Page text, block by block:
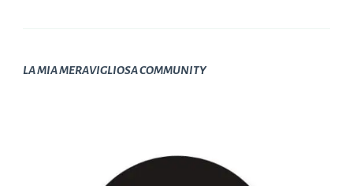
LA MIA MERAVIGLIOSA COMMUNITY